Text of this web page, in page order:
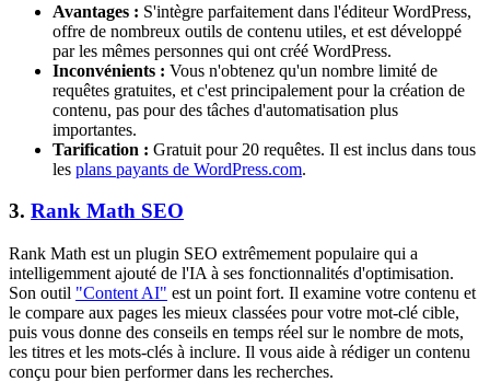
Avantages : S'intègre parfaitement dans l'éditeur WordPress,
offre de nombreux outils de contenu utiles, et est développé
par les mêmes personnes qui ont créé WordPress.
Inconvénients : Vous n'obtenez qu'un nombre limité de
requêtes gratuites, et c'est principalement pour la création de
contenu, pas pour des tâches d'automatisation plus
importantes.
Tarification : Gratuit pour 20 requêtes. Il est inclus dans tous
les plans payants de WordPress.com.
3. Rank Math SEO
Rank Math est un plugin SEO extrêmement populaire qui a
intelligemment ajouté de l'IA à ses fonctionnalités d'optimisation.
Son outil "Content AI" est un point fort. Il examine votre contenu et
le compare aux pages les mieux classées pour votre mot-clé cible,
puis vous donne des conseils en temps réel sur le nombre de mots,
les titres et les mots-clés à inclure. Il vous aide à rédiger un contenu
conçu pour bien performer dans les recherches.